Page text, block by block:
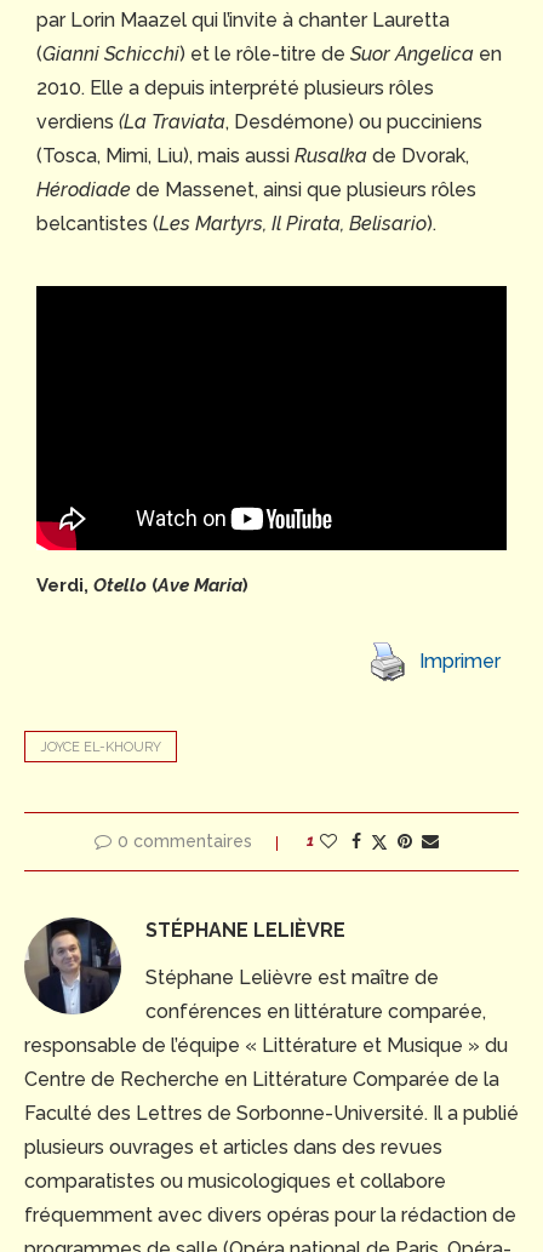
par Lorin Maazel qui l’invite à chanter Lauretta
(Gianni Schicchi) et le rôle-titre de Suor Angelica en
2010. Elle a depuis interprété plusieurs rôles
verdiens (La Traviata, Desdémone) ou pucciniens
(Tosca, Mimi, Liu), mais aussi Rusalka de Dvorak,
Hérodiade de Massenet, ainsi que plusieurs rôles
belcantistes (Les Martyrs, Il Pirata, Belisario).
Verdi, Otello (Ave Maria)
Imprimer
JOYCE EL-KHOURY
0 commentaires 1
STÉPHANE LELIÈVRE
Stéphane Lelièvre est maître de
conférences en littérature comparée,
responsable de l’équipe « Littérature et Musique » du
Centre de Recherche en Littérature Comparée de la
Faculté des Lettres de Sorbonne-Université. Il a publié
plusieurs ouvrages et articles dans des revues
comparatistes ou musicologiques et collabore
fréquemment avec divers opéras pour la rédaction de